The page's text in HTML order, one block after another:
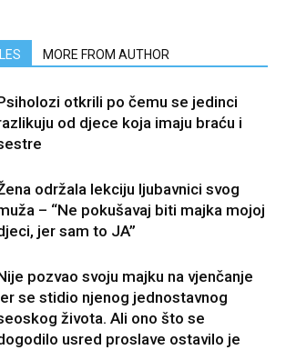
MORE FROM AUTHOR
otkrili po čemu se jedinci
od djece koja imaju braću i
održala lekciju ljubavnici svog
– “Ne pokušavaj biti majka mojoj
jer sam to JA”
pozvao svoju majku na vjenčanje
se stidio njenog jednostavnog
života. Ali ono što se
usred proslave ostavilo je